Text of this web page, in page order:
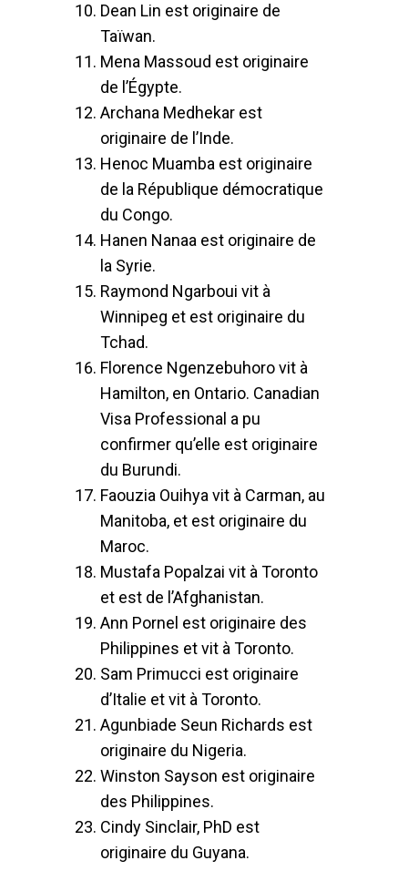
Dean Lin est originaire de
Taïwan.
Mena Massoud est originaire
de l’Égypte.
Archana Medhekar est
originaire de l’Inde.
Henoc Muamba est originaire
de la République démocratique
du Congo.
Hanen Nanaa est originaire de
la Syrie.
Raymond Ngarboui vit à
Winnipeg et est originaire du
Tchad.
Florence Ngenzebuhoro vit à
Hamilton, en Ontario. Canadian
Visa Professional a pu
confirmer qu’elle est originaire
du Burundi.
Faouzia Ouihya vit à Carman, au
Manitoba, et est originaire du
Maroc.
Mustafa Popalzai vit à Toronto
et est de l’Afghanistan.
Ann Pornel est originaire des
Philippines et vit à Toronto.
Sam Primucci est originaire
d’Italie et vit à Toronto.
Agunbiade Seun Richards est
originaire du Nigeria.
Winston Sayson est originaire
des Philippines.
Cindy Sinclair, PhD est
originaire du Guyana.